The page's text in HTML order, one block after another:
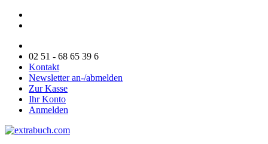
02 51 - 68 65 39 6
Kontakt
Newsletter an-/abmelden
Zur Kasse
Ihr Konto
Anmelden